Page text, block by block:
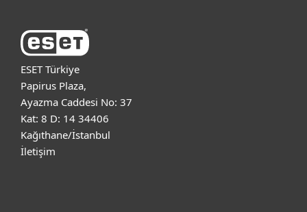
ESET Türkiye
Papirus Plaza,
Ayazma Caddesi No: 37
Kat: 8 D: 14 34406
Kağıthane/İstanbul
İletişim